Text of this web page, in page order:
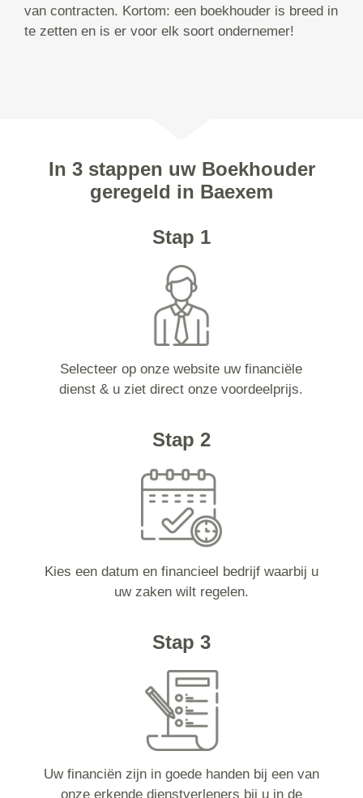
van contracten. Kortom: een boekhouder is breed in
te zetten en is er voor elk soort ondernemer!
In 3 stappen uw Boekhouder
geregeld in Baexem
Stap 1
Selecteer op onze website uw financiële
dienst & u ziet direct onze voordeelprijs.
Stap 2
Kies een datum en financieel bedrijf waarbij u
uw zaken wilt regelen.
Stap 3
Uw financiën zijn in goede handen bij een van
onze erkende dienstverleners bij u in de